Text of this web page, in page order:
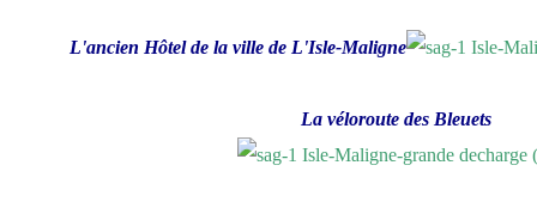
L'ancien Hôtel de la ville de L'Isle-Maligne
La véloroute des Bleuets